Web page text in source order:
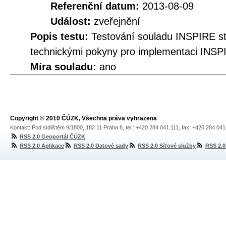
Referenční datum: 2013-08-09
Událost: zveřejnění
Popis testu: Testování souladu INSPIRE
technickými pokyny pro implementaci
Míra souladu: ano
Copyright © 2010 ČÚZK, Všechna práva vyhrazena
Kontakt: Pod sídlištěm 9/1800, 182 11 Praha 8, tel.: +420 284 041 111, fax: +420 284
RSS 2.0 Geoportál ČÚZK
RSS 2.0 Aplikace
RSS 2.0 Datové sady RSS 2.0 Síťové služby RSS